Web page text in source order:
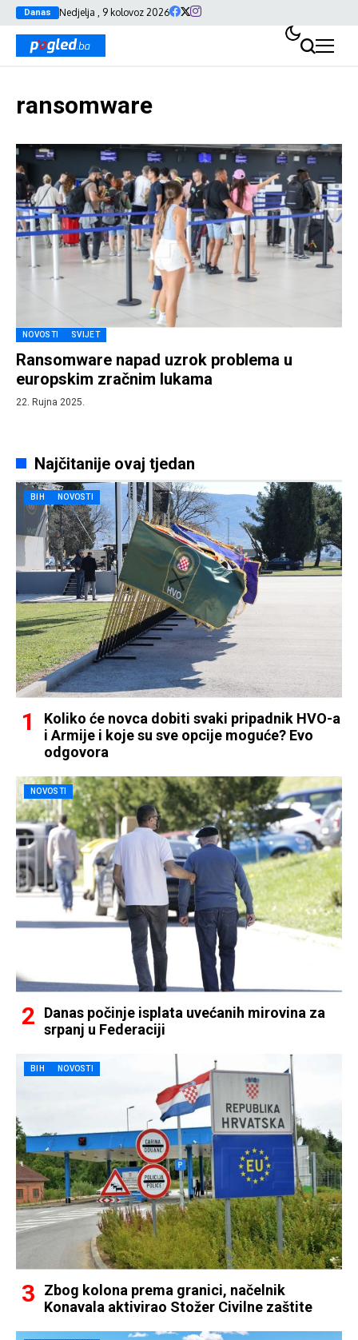
Danas Nedjelja , 9 kolovoz 2026
ransomware
NOVOSTI SVIJET
Ransomware napad uzrok problema u
europskim zračnim lukama
22. Rujna 2025.
Najčitanije ovaj tjedan
BIH NOVOSTI
Koliko će novca dobiti svaki pripadnik HVO-a
i Armije i koje su sve opcije moguće? Evo
odgovora
NOVOSTI
Danas počinje isplata uvećanih mirovina za
srpanj u Federaciji
BIH NOVOSTI
Zbog kolona prema granici, načelnik
Konavala aktivirao Stožer Civilne zaštite